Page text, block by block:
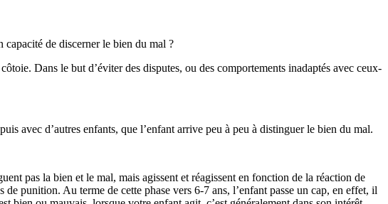
capacité de discerner le bien du mal ?
Dans le but d’éviter des disputes, ou des comportements inadaptés avec ceux-
avec d’autres enfants, que l’enfant arrive peu à peu à distinguer le bien du mal.
pas la bien et le mal, mais agissent et réagissent en fonction de la réaction de
punition. Au terme de cette phase vers 6-7 ans, l’enfant passe un cap, en effet, il